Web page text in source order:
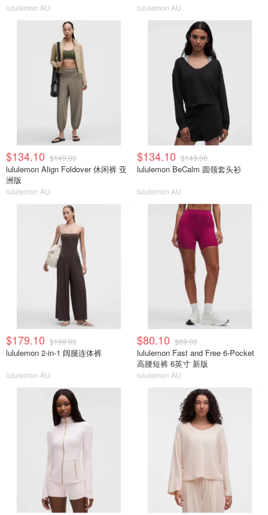
lululemon AU lululemon AU
$134.10 $149.00
lululemon Align Foldover 休闲裤 亚
洲版
lululemon AU
$134.10 $149.00
lululemon BeCalm 圆领套头衫
lululemon AU
$179.10 $199.00
lululemon 2-in-1 阔腿连体裤
lululemon AU
$80.10 $89.00
lululemon Fast and Free 6-Pocket
高腰短裤 6英寸 新版
lululemon AU